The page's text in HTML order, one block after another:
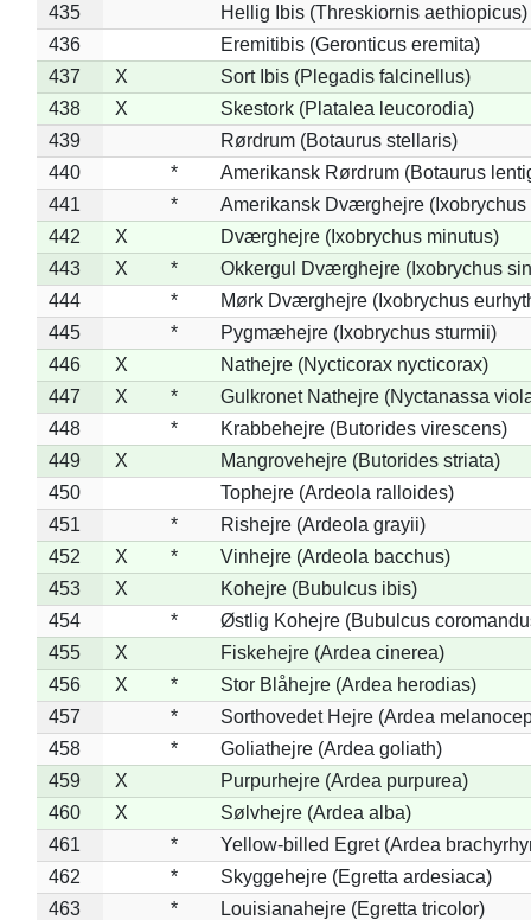
435
Hellig Ibis (Threskiornis aethiopicus)
436
Eremitibis (Geronticus eremita)
437
X
Sort Ibis (Plegadis falcinellus)
438
X
Skestork (Platalea leucorodia)
439
Rørdrum (Botaurus stellaris)
440
*
Amerikansk Rørdrum (Botaurus
441
*
Amerikansk Dværghejre (Ixobrychus
442
X
Dværghejre (Ixobrychus minutus)
443
X *
Okkergul Dværghejre (Ixobrychus
444
*
Mørk Dværghejre (Ixobrychus
445
*
Pygmæhejre (Ixobrychus sturmii)
446
X
Nathejre (Nycticorax nycticorax)
447
X *
Gulkronet Nathejre (Nyctanassa
448
*
Krabbehejre (Butorides virescens)
449
X
Mangrovehejre (Butorides striata)
450
Tophejre (Ardeola ralloides)
451
*
Rishejre (Ardeola grayii)
452
X *
Vinhejre (Ardeola bacchus)
453
X
Kohejre (Bubulcus ibis)
454
*
Østlig Kohejre (Bubulcus
455
X
Fiskehejre (Ardea cinerea)
456
X *
Stor Blåhejre (Ardea herodias)
457
*
Sorthovedet Hejre (Ardea
458
*
Goliathejre (Ardea goliath)
459
X
Purpurhejre (Ardea purpurea)
460
X
Sølvhejre (Ardea alba)
461
*
Yellow-billed Egret (Ardea
462
*
Skyggehejre (Egretta ardesiaca)
463
*
Louisianahejre (Egretta tricolor)